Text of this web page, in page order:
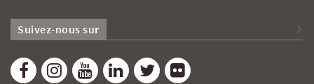
Suivez-nous sur